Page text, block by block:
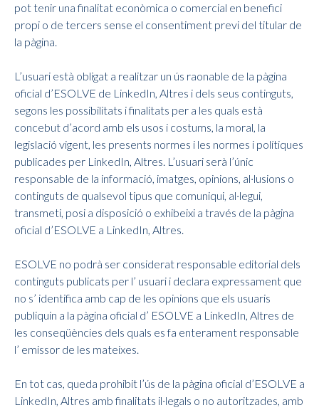
pot tenir una finalitat econòmica o comercial en benefici
propi o de tercers sense el consentiment previ del titular de
la pàgina.
L’usuari està obligat a realitzar un ús raonable de la pàgina
oficial d’ESOLVE de LinkedIn, Altres i dels seus continguts,
segons les possibilitats i finalitats per a les quals està
concebut d’acord amb els usos i costums, la moral, la
legislació vigent, les presents normes i les normes i polítiques
publicades per LinkedIn, Altres. L’usuari serà l’únic
responsable de la informació, imatges, opinions, al·lusions o
continguts de qualsevol tipus que comuniqui, al·legui,
transmeti, posi a disposició o exhibeixi a través de la pàgina
oficial d’ESOLVE a LinkedIn, Altres.
ESOLVE no podrà ser considerat responsable editorial dels
continguts publicats per l’ usuari i declara expressament que
no s’ identifica amb cap de les opinions que els usuaris
publiquin a la pàgina oficial d’ ESOLVE a LinkedIn, Altres de
les conseqüències dels quals es fa enterament responsable
l’ emissor de les mateixes.
En tot cas, queda prohibit l’ús de la pàgina oficial d’ESOLVE a
LinkedIn, Altres amb finalitats il·legals o no autoritzades, amb